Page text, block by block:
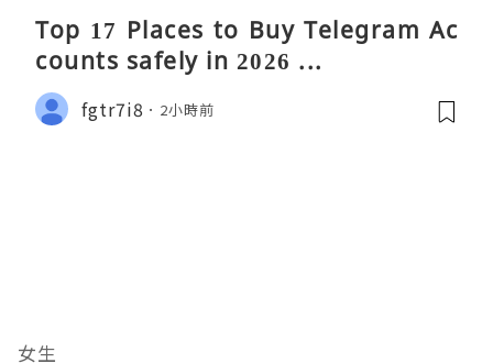
Top 17 Places to Buy Telegram Ac
counts safely in 2026 ...
fgtr7i8 2小時前
女生